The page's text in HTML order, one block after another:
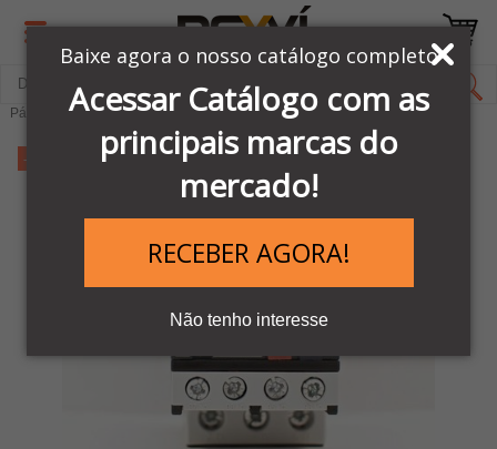
Baixe agora o nosso catálogo completo
Acessar Catálogo com as
principais marcas do
mercado!
RECEBER AGORA!
Não tenho interesse
Página Inicial COMANDOS & SINALIZAÇÕES Disjuntores
-31%